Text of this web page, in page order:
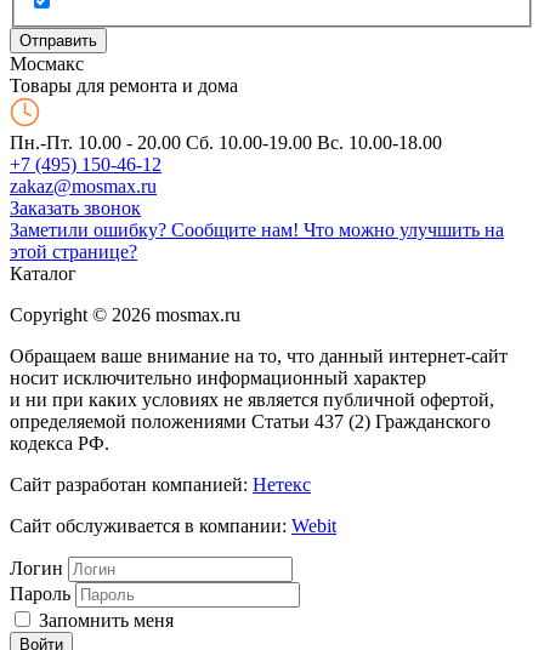
Мосмакс
Товары для ремонта и дома
Пн.-Пт. 10.00 - 20.00 Сб. 10.00-19.00 Вс. 10.00-18.00
+7 (495) 150-46-12
zakaz@mosmax.ru
Заказать звонок
Заметили ошибку? Сообщите нам! Что можно улучшить на
этой странице?
Каталог
Copyright © 2026 mosmax.ru
Обращаем ваше внимание на то, что данный интернет-сайт
носит исключительно информационный характер
и ни при каких условиях не является публичной офертой,
определяемой положениями Статьи 437 (2) Гражданского
кодекса РФ.
Сайт разработан компанией: Нетекс
Сайт обслуживается в компании: Webit
Логин
Пароль
Запомнить меня